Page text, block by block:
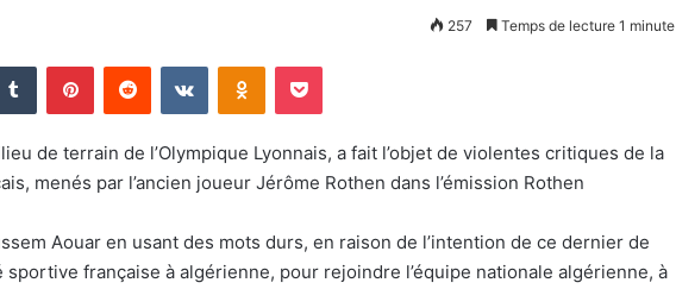
257 Temps de lecture 1 minute
Tumblr PinterestReddit VKontakteOdnoklassniki
Pocket
de terrain de l’Olympique Lyonnais, a fait l’objet de violentes critiques de la
menés par l’ancien joueur Jérôme Rothen dans l’émission Rothen
Aouar en usant des mots durs, en raison de l’intention de ce dernier de
sportive française à algérienne, pour rejoindre l’équipe nationale algérienne, à